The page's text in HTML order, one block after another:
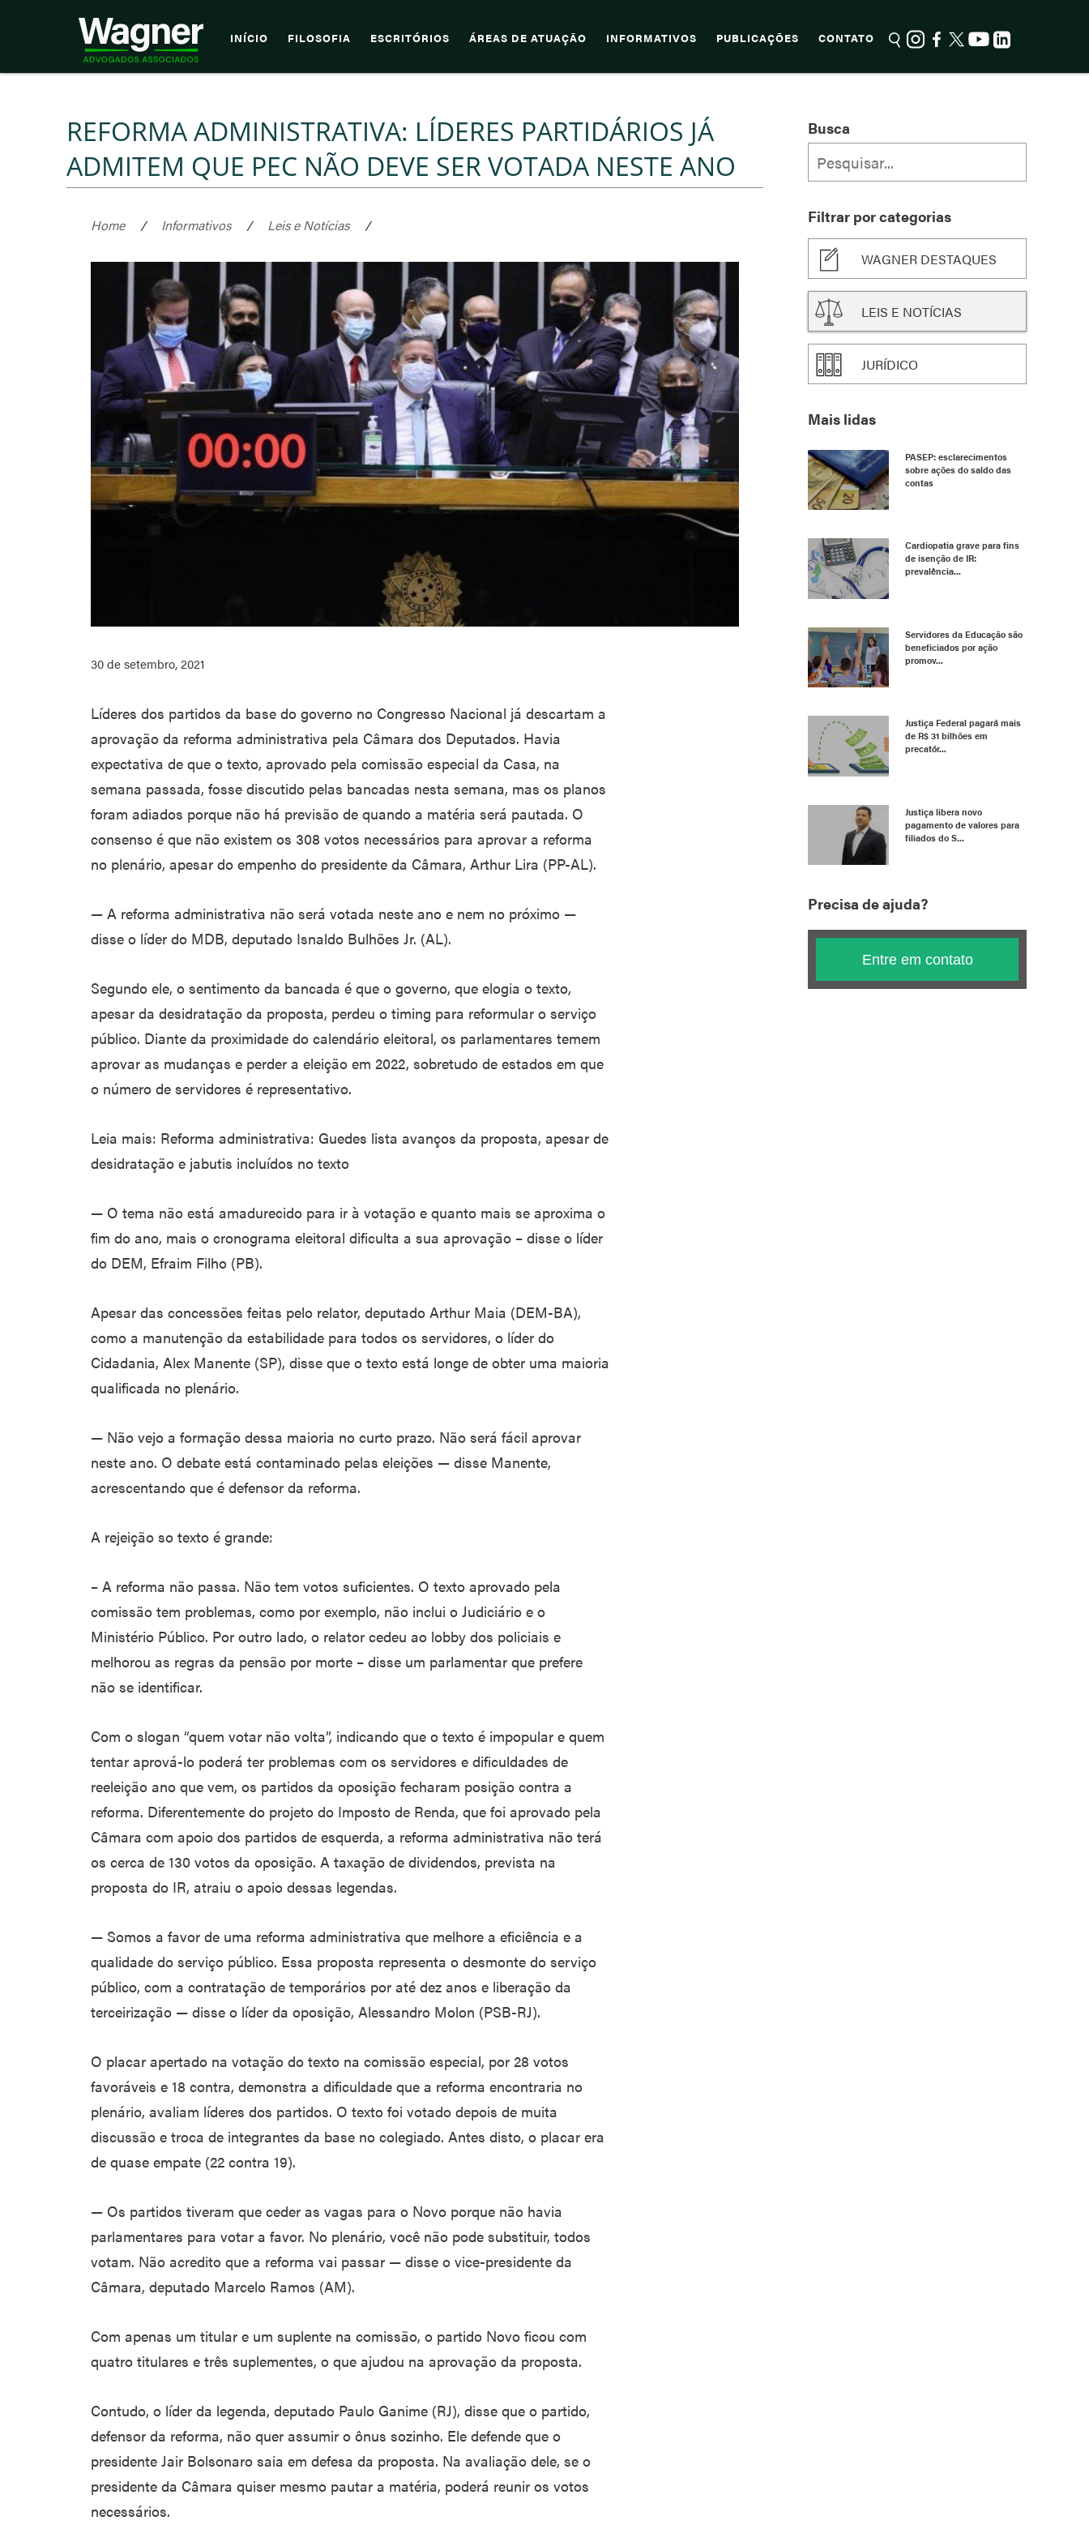
INÍCIO FILOSOFIA ESCRITÓRIOS ÁREAS DE ATUAÇÃO INFORMATIVOS PUBLICAÇÕES CONTATO
REFORMA ADMINISTRATIVA: LÍDERES PARTIDÁRIOS JÁ
ADMITEM QUE PEC NÃO DEVE SER VOTADA NESTE ANO
Home / Informativos / Leis e Notícias /
30 de setembro, 2021
Líderes dos partidos da base do governo no Congresso Nacional já descartam a
aprovação da reforma administrativa pela Câmara dos Deputados. Havia
expectativa de que o texto, aprovado pela comissão especial da Casa, na
semana passada, fosse discutido pelas bancadas nesta semana, mas os planos
foram adiados porque não há previsão de quando a matéria será pautada. O
consenso é que não existem os 308 votos necessários para aprovar a reforma
no plenário, apesar do empenho do presidente da Câmara, Arthur Lira (PP-AL).
— A reforma administrativa não será votada neste ano e nem no próximo —
disse o líder do MDB, deputado Isnaldo Bulhões Jr. (AL).
Segundo ele, o sentimento da bancada é que o governo, que elogia o texto,
apesar da desidratação da proposta, perdeu o timing para reformular o serviço
público. Diante da proximidade do calendário eleitoral, os parlamentares temem
aprovar as mudanças e perder a eleição em 2022, sobretudo de estados em que
o número de servidores é representativo.
Leia mais: Reforma administrativa: Guedes lista avanços da proposta, apesar de
desidratação e jabutis incluídos no texto
— O tema não está amadurecido para ir à votação e quanto mais se aproxima o
fim do ano, mais o cronograma eleitoral dificulta a sua aprovação – disse o líder
do DEM, Efraim Filho (PB).
Apesar das concessões feitas pelo relator, deputado Arthur Maia (DEM-BA),
como a manutenção da estabilidade para todos os servidores, o líder do
Cidadania, Alex Manente (SP), disse que o texto está longe de obter uma maioria
qualificada no plenário.
— Não vejo a formação dessa maioria no curto prazo. Não será fácil aprovar
neste ano. O debate está contaminado pelas eleições — disse Manente,
acrescentando que é defensor da reforma.
A rejeição so texto é grande:
– A reforma não passa. Não tem votos suficientes. O texto aprovado pela
comissão tem problemas, como por exemplo, não inclui o Judiciário e o
Ministério Público. Por outro lado, o relator cedeu ao lobby dos policiais e
melhorou as regras da pensão por morte – disse um parlamentar que prefere
não se identificar.
Com o slogan “quem votar não volta”, indicando que o texto é impopular e quem
tentar aprová-lo poderá ter problemas com os servidores e dificuldades de
reeleição ano que vem, os partidos da oposição fecharam posição contra a
reforma. Diferentemente do projeto do Imposto de Renda, que foi aprovado pela
Câmara com apoio dos partidos de esquerda, a reforma administrativa não terá
os cerca de 130 votos da oposição. A taxação de dividendos, prevista na
proposta do IR, atraiu o apoio dessas legendas.
— Somos a favor de uma reforma administrativa que melhore a eficiência e a
qualidade do serviço público. Essa proposta representa o desmonte do serviço
público, com a contratação de temporários por até dez anos e liberação da
terceirização — disse o líder da oposição, Alessandro Molon (PSB-RJ).
O placar apertado na votação do texto na comissão especial, por 28 votos
favoráveis e 18 contra, demonstra a dificuldade que a reforma encontraria no
plenário, avaliam líderes dos partidos. O texto foi votado depois de muita
discussão e troca de integrantes da base no colegiado. Antes disto, o placar era
de quase empate (22 contra 19).
— Os partidos tiveram que ceder as vagas para o Novo porque não havia
parlamentares para votar a favor. No plenário, você não pode substituir, todos
votam. Não acredito que a reforma vai passar — disse o vice-presidente da
Câmara, deputado Marcelo Ramos (AM).
Com apenas um titular e um suplente na comissão, o partido Novo ficou com
quatro titulares e três suplementes, o que ajudou na aprovação da proposta.
Contudo, o líder da legenda, deputado Paulo Ganime (RJ), disse que o partido,
defensor da reforma, não quer assumir o ônus sozinho. Ele defende que o
presidente Jair Bolsonaro saia em defesa da proposta. Na avaliação dele, se o
presidente da Câmara quiser mesmo pautar a matéria, poderá reunir os votos
necessários.
Busca
Filtrar por categorias
WAGNER DESTAQUES
LEIS E NOTÍCIAS
JURÍDICO
Mais lidas
PASEP: esclarecimentos
sobre ações do saldo das
contas
Cardiopatia grave para fins
de isenção de IR:
prevalência...
Servidores da Educação são
beneficiados por ação
promov...
Justiça Federal pagará mais
de R$ 31 bilhões em
precatór...
Justiça libera novo
pagamento de valores para
filiados do S...
Precisa de ajuda?
Entre em contato